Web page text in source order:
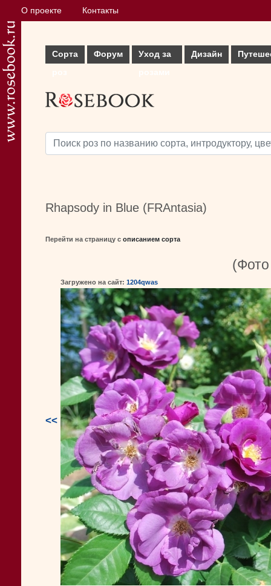
О проекте Контакты
Сорта
Форум
Уход за
Дизайн
Rhapsody in Blue (FRAntasia)
Перейти на страницу с описанием сорта
<<
Загружено на сайт: 1204qwas